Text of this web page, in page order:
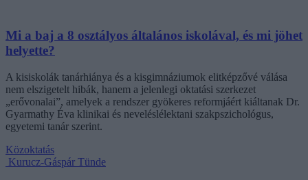
Mi a baj a 8 osztályos általános iskolával, és mi jöhet
helyette?
A kisiskolák tanárhiánya és a kisgimnáziumok elitképzővé válása
nem elszigetelt hibák, hanem a jelenlegi oktatási szerkezet
„erővonalai”, amelyek a rendszer gyökeres reformjáért kiáltanak Dr.
Gyarmathy Éva klinikai és neveléslélektani szakpszichológus,
egyetemi tanár szerint.
Közoktatás
Kurucz-Gáspár Tünde